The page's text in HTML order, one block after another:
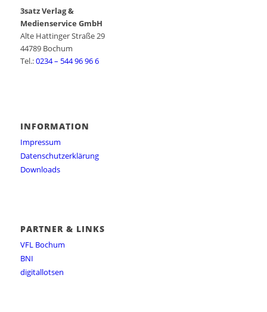
3satz Verlag &
Medienservice GmbH
Alte Hattinger Straße 29
44789 Bochum
Tel.:0234 – 544 96 96 6
INFORMATION
Impressum
Datenschutzerklärung
Downloads
PARTNER & LINKS
VFL Bochum
BNI
digitallotsen